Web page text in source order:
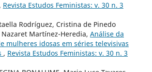
, Revista Estudos Feministas: v. 30 n. 3
Rodríguez, Cristina de Pinedo
Martínez-Heredia, Análise da
mulheres idosas em séries televisivas
, Revista Estudos Feministas: v. 30 n. 3